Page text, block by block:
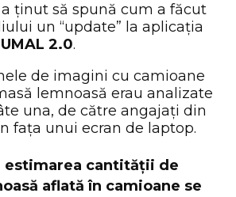
a ținut să spună cum a făcut
un “update” la aplicația
2.0.
de imagini cu camioane
lemnoasă erau analizate
una, de către angajați din
fața unui ecran de laptop.
estimarea cantității de
aflată în camioane se